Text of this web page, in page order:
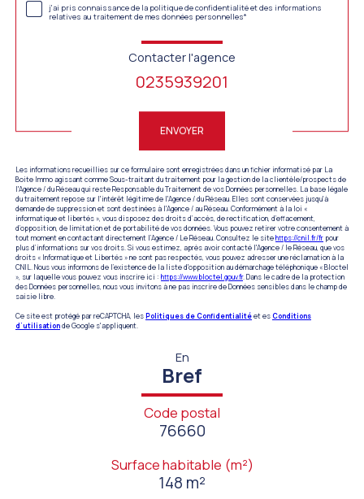
j'ai pris connaissance de la politique de confidentialité et des informations
relatives au traitement de mes données personnelles*
Contacter l'agence
0235939201
ENVOYER
Les informations recueillies sur ce formulaire sont enregistrées dans un fichier informatisé par La
Boite Immo agissant comme Sous-traitant du traitement pour la gestion de la clientèle/prospects de
l'Agence / du Réseau qui reste Responsable du Traitement de vos Données personnelles. La base légale
du traitement repose sur l'intérêt légitime de l'Agence / du Réseau. Elles sont conservées jusqu'à
demande de suppression et sont destinées à l'Agence / au Réseau. Conformément à la loi «
informatique et libertés », vous disposez des droits d’accès, de rectification, d’effacement,
d’opposition, de limitation et de portabilité de vos données. Vous pouvez retirer votre consentement à
tout moment en contactant directement l’Agence / Le Réseau. Consultez le sitehttps://cnil.fr/fr pour
plus d’informations sur vos droits. Si vous estimez, après avoir contacté l'Agence / le Réseau, que vos
droits « Informatique et Libertés » ne sont pas respectés, vous pouvez adresser une réclamation à la
CNIL. Nous vous informons de l’existence de la liste d'opposition au démarchage téléphonique « Bloctel
», sur laquelle vous pouvez vous inscrire ici : https://www.bloctel.gouv.fr. Dans le cadre de la protection
des Données personnelles, nous vous invitons à ne pas inscrire de Données sensibles dans le champ de
saisie libre.
Ce site est protégé par reCAPTCHA, lesPolitiques de Confidentialitéet esConditions
d'utilisationde Google s'appliquent.
En
Bref
Code postal
76660
Surface habitable (m²)
148 m²